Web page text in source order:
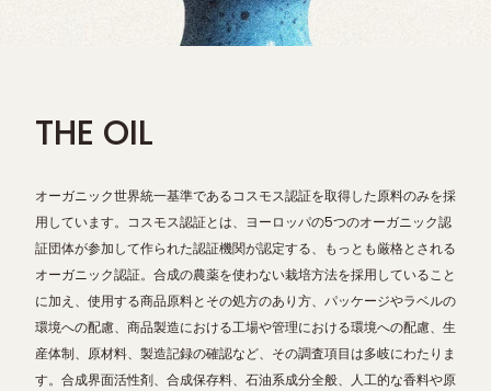
THE OIL
オーガニック世界統一基準であるコスモス認証を取得した原料のみを採
用しています。コスモス認証とは、ヨーロッパの5つのオーガニック認
証団体が参加して作られた認証機関が認定する、もっとも厳格とされる
オーガニック認証。合成の農薬を使わない栽培方法を採用していること
に加え、使用する商品原料とその処方のあり方、パッケージやラベルの
環境への配慮、商品製造における工場や管理における環境への配慮、生
産体制、原材料、製造記録の確認など、その調査項目は多岐にわたりま
す。合成界面活性剤、合成保存料、石油系成分全般、人工的な香料や原